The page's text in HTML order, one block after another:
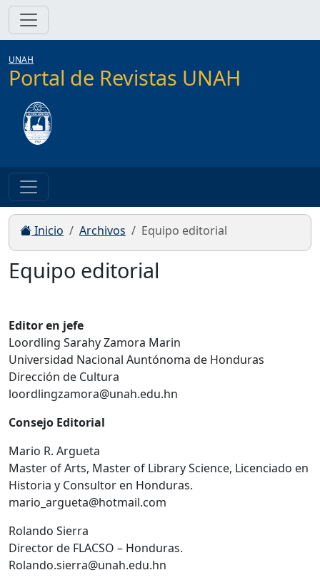
UNAH
Portal de Revistas UNAH
Inicio Archivos Equipo editorial
Equipo editorial
Editor en jefe
Loordling Sarahy Zamora Marin
Universidad Nacional Auntónoma de Honduras
Dirección de Cultura
loordlingzamora@unah.edu.hn
Consejo Editorial
Mario R. Argueta
Master of Arts, Master of Library Science, Licenciado en
Historia y Consultor en Honduras.
mario_argueta@hotmail.com
Rolando Sierra
Director de FLACSO – Honduras.
Rolando.sierra@unah.edu.hn